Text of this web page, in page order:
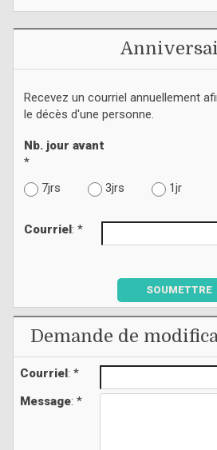
Recevez un courriel annuellement
le décès d'une personne.
Nb. jour avant
*
7jrs
3jrs 1jr
Courriel : *
SOUMETTRE
Demande de
Courriel: *
Message: *